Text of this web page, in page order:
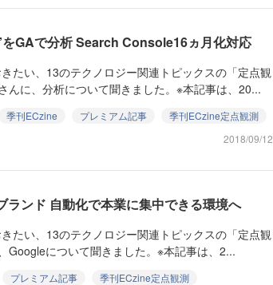
をGAで分析 Search Console16ヵ月化対応
たい、13のテクノロジー関連トピックスの「定点観
んに、分析について聞きました。※本記事は、20...
季刊ECzine プレミアム記事
季刊ECzine定点観測
2018/09/12
ンド 自動化で本業に集中できる環境へ
たい、13のテクノロジー関連トピックスの「定点観
Googleについて聞きました。※本記事は、2...
プレミアム記事
季刊ECzine定点観測